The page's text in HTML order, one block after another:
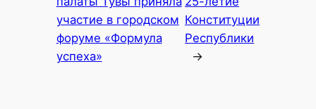
участие в городском
форуме «Формула
успеха»
Конституции
Республики
→